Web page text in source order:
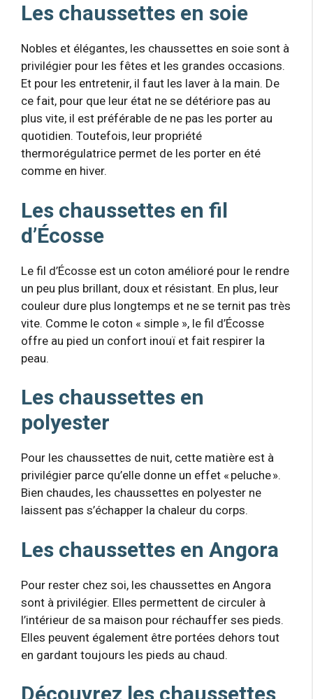
Les chaussettes en soie
Nobles et élégantes, les chaussettes en soie sont à
privilégier pour les fêtes et les grandes occasions.
Et pour les entretenir, il faut les laver à la main. De
ce fait, pour que leur état ne se détériore pas au
plus vite, il est préférable de ne pas les porter au
quotidien. Toutefois, leur propriété
thermorégulatrice permet de les porter en été
comme en hiver.
Les chaussettes en fil
d’Écosse
Le fil d’Écosse est un coton amélioré pour le rendre
un peu plus brillant, doux et résistant. En plus, leur
couleur dure plus longtemps et ne se ternit pas très
vite. Comme le coton « simple », le fil d’Écosse
offre au pied un confort inouï et fait respirer la
peau.
Les chaussettes en
polyester
Pour les chaussettes de nuit, cette matière est à
privilégier parce qu’elle donne un effet « peluche ».
Bien chaudes, les chaussettes en polyester ne
laissent pas s’échapper la chaleur du corps.
Les chaussettes en Angora
Pour rester chez soi, les chaussettes en Angora
sont à privilégier. Elles permettent de circuler à
l’intérieur de sa maison pour réchauffer ses pieds.
Elles peuvent également être portées dehors tout
en gardant toujours les pieds au chaud.
Découvrez les chaussettes